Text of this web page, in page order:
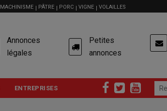
MACHINISME PÂTRE PORC VIGNE VOLAILLES
Annonces
légales
Petites
annonces
ENTREPRISES